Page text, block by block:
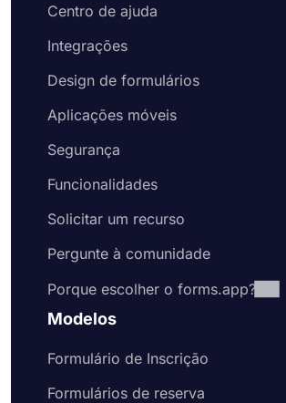
Centro de ajuda
Integrações
Design de formulários
Aplicações móveis
Segurança
Funcionalidades
Solicitar um recurso
Pergunte à comunidade
Porque escolher o forms.app?
Modelos
Formulário de Inscrição
Formulários de reserva